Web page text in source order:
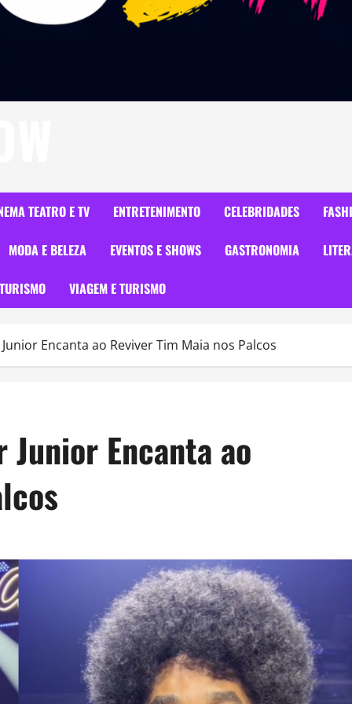
TEATRO E TV ENTRETENIMENTO CELEBRIDADES
MODA E BELEZA EVENTOS E SHOWS GASTRONOMIA
TURISMO VIAGEM E TURISMO
Encanta ao Reviver Tim Maia nos Palcos
Encanta ao